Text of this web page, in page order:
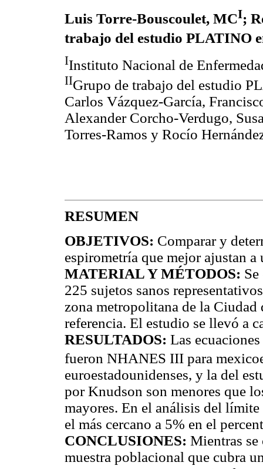
Luis Torre-Bouscoulet, MCI;
trabajo del estudio PLATINO
IInstituto Nacional de
IIGrupo de trabajo del estudio
Carlos Vázquez-García,
Alexander Corcho-Verdugo,
Torres-Ramos y Rocío
RESUMEN
OBJETIVOS: Comparar y
espirometría que mejor ajustan
MATERIAL Y MÉTODOS:
225 sujetos sanos
zona metropolitana de la
referencia. El estudio se llevó a
RESULTADOS: Las
fueron NHANES III para
euroestadounidenses, y la del
por Knudson son menores que
mayores. En el análisis del
el más cercano a 5% en el
CONCLUSIONES: Mientras se
muestra poblacional que cubra